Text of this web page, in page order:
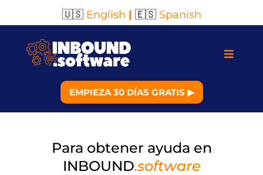
🇺🇸 English | 🇪🇸 Spanish
EMPIEZA 30 DÍAS GRATIS ▶︎
Para obtener ayuda en
INBOUND.software